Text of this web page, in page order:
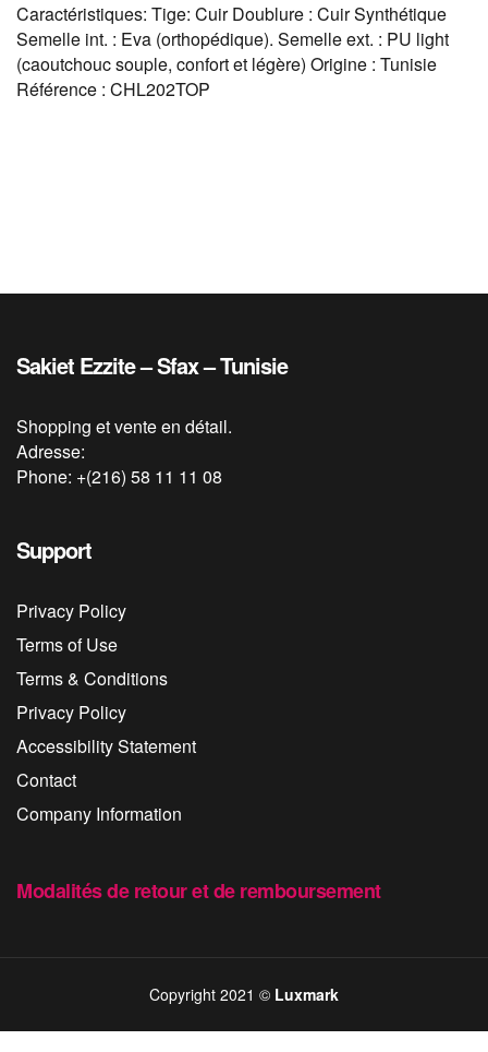
Caractéristiques: Tige: Cuir Doublure : Cuir Synthétique
Semelle int. : Eva (orthopédique). Semelle ext. : PU light
(caoutchouc souple, confort et légère) Origine : Tunisie
Référence : CHL202TOP
Sakiet Ezzite – Sfax – Tunisie
Shopping et vente en détail.
Adresse:
Phone: +(216) 58 11 11 08
Support
Privacy Policy
Terms of Use
Terms & Conditions
Privacy Policy
Accessibility Statement
Contact
Company Information
Modalités de retour et de remboursement
Copyright 2021 © Luxmark